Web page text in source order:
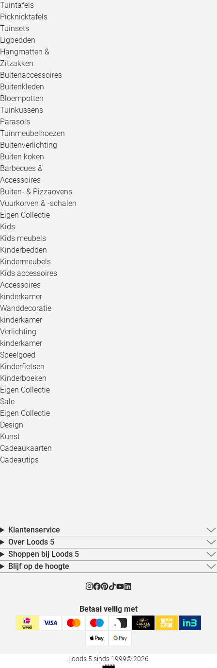
Tuintafels
Picknicktafels
Tuinsets
Ligbedden
Hangmatten &
Zitzakken
Buitenaccessoires
Buitenkleden
Bloempotten
Tuinkussens
Parasols
Tuinmeubelhoezen
Buitenverlichting
Buiten koken
Barbecues &
Accessoires
Buiten- & Pizzaovens
Vuurkorven & -schalen
Eigen Collectie
Kids
Kids meubels
Kinderbedden
Kindermeubels
Kids accessoires
Accessoires
kinderkamer
Wanddecoratie
kinderkamer
Verlichting
kinderkamer
Speelgoed
Kinderfietsen
Kinderboeken
Eigen Collectie
Sale
Eigen Collectie
Design
Kunst
Cadeaukaarten
Cadeautips
Klantenservice
Over Loods 5
Shoppen bij Loods 5
Blijf op de hoogte
Betaal veilig met
Loods 5 sinds 1999© 2026